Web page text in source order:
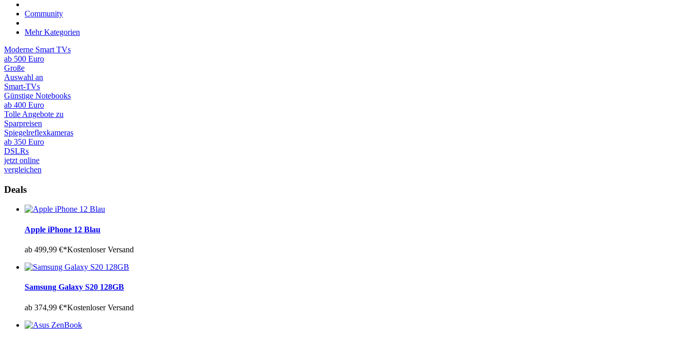
Community
Mehr Kategorien
Moderne Smart TVs
ab 500 Euro
Große
Auswahl an
Smart-TVs
Günstige Notebooks
ab 400 Euro
Tolle Angebote zu
Sparpreisen
Spiegelreflexkameras
ab 350 Euro
DSLRs
jetzt online
vergleichen
Deals
Apple iPhone 12 Blau
ab 499,99 €*Kostenloser Versand
Samsung Galaxy S20 128GB
ab 374,99 €*Kostenloser Versand